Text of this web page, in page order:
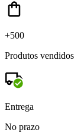
+500
Produtos vendidos
Entrega
No prazo